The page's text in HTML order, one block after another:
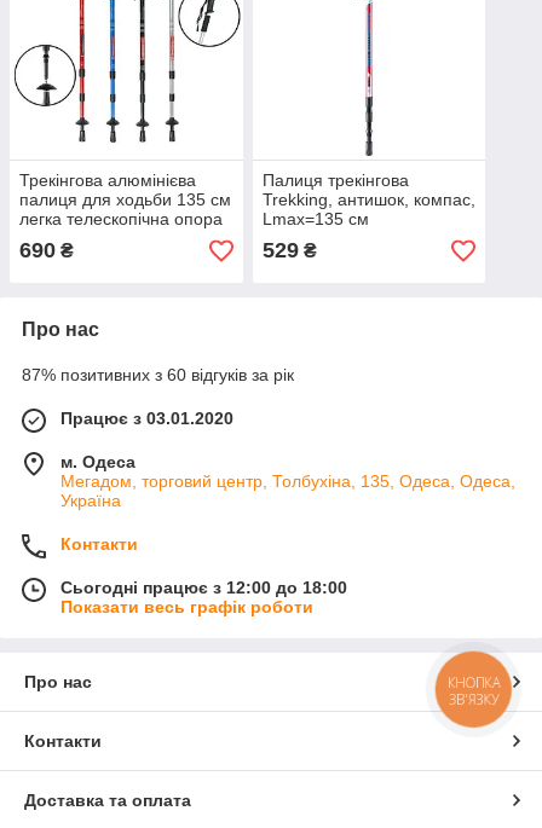
Трекінгова алюмінієва
палиця для ходьби 135 см
легка телескопічна опора
скандинавської ходьби
690 ₴
Палиця трекінгова
Trekking, антишок, компас,
Lmax=135 см
529₴
Про нас
87% позитивних з 60 відгуків за рік
Працює з 03.01.2020
м. Одеса
Мегадом, торговий центр, Толбухіна, 135, Одеса, Одеса,
Україна
Контакти
Сьогодні працює з 12:00 до 18:00
Показати весь графік роботи
Про нас
Контакти
Доставка та оплата
КНОПКА
ЗВ'ЯЗКУ